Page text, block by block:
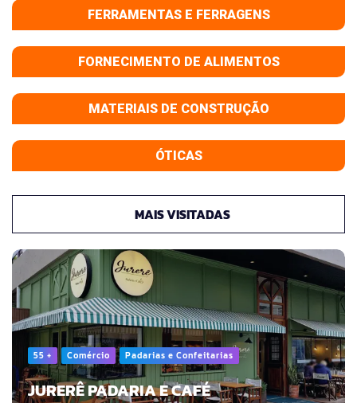
FERRAMENTAS E FERRAGENS
FORNECIMENTO DE ALIMENTOS
MATERIAIS DE CONSTRUÇÃO
ÓTICAS
MAIS VISITADAS
55 + Comércio Padarias e Confeitarias
JURERÊ PADARIA E CAFÉ